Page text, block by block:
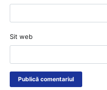
Sit web